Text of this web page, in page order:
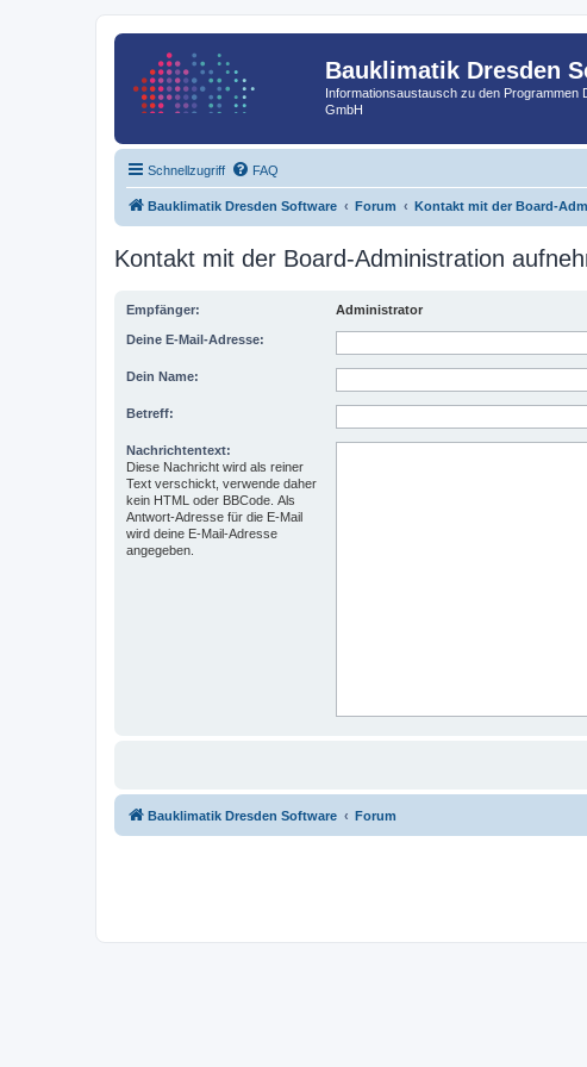
Bauklimatik Dresden
Informationsaustausch zu den Programmen
GmbH
Schnellzugriff FAQ
Bauklimatik Dresden Software Forum Kontakt mit der Board-
Kontakt mit der Board-Administration
Empfänger: Administrator
Deine E-Mail-Adresse:
Dein Name:
Betreff:
Nachrichtentext:
Diese Nachricht wird als reiner
Text verschickt, verwende daher
kein HTML oder BBCode. Als
Antwort-Adresse für die E-Mail
wird deine E-Mail-Adresse
angegeben.
Bauklimatik Dresden Software Forum